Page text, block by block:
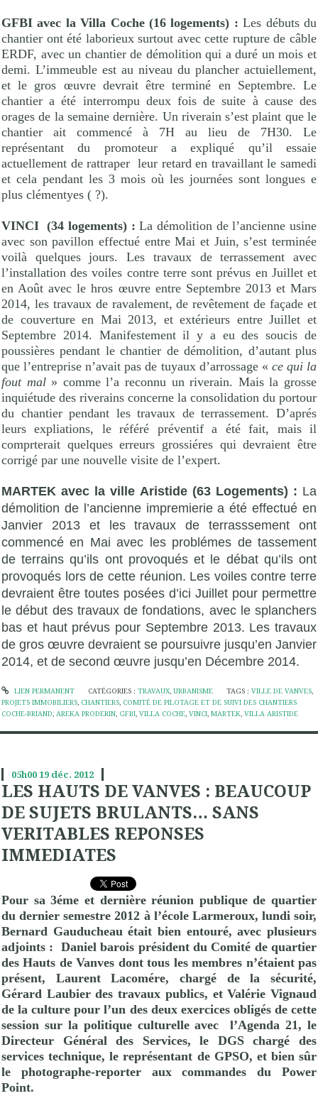
GFBI avec la Villa Coche (16 logements) :Les débuts du
chantier ont été laborieux surtout avec cette rupture de câble
ERDF, avec un chantier de démolition qui a duré un mois et
demi. L’immeuble est au niveau du plancher actuiellement,
et le gros œuvre devrait être terminé en Septembre. Le
chantier a été interrompu deux fois de suite à cause des
orages de la semaine dernière. Un riverain s’est plaint que le
chantier ait commencé à 7H au lieu de 7H30. Le
représentant du promoteur a expliqué qu’il essaie
actuellement de rattraper leur retard en travaillant le samedi
et cela pendant les 3 mois où les journées sont longues e
plus clémentyes ( ?).
VINCI (34 logements) :La démolition de l’ancienne usine
avec son pavillon effectué entre Mai et Juin, s’est terminée
voilà quelques jours. Les travaux de terrassement avec
l’installation des voiles contre terre sont prévus en Juillet et
en Août avec le hros œuvre entre Septembre 2013 et Mars
2014, les travaux de ravalement, de revêtement de façade et
de couverture en Mai 2013, et extérieurs entre Juillet et
Septembre 2014. Manifestement il y a eu des soucis de
poussières pendant le chantier de démolition, d’autant plus
que l’entreprise n’avait pas de tuyaux d’arrossage « ce qui la
fout mal» comme l’a reconnu un riverain. Mais la grosse
inquiétude des riverains concerne la consolidation du portour
du chantier pendant les travaux de terrassement. D’aprés
leurs expliations, le référé préventif a été fait, mais il
comprterait quelques erreurs grossiéres qui devraient être
corrigé par une nouvelle visite de l’expert.
MARTEK avec la ville Aristide (63 Logements) : La
démolition de l’ancienne impremierie a été effectué en
Janvier 2013 et les travaux de terrasssement ont
commencé en Mai avec les problémes de tassement
de terrains qu’ils ont provoqués et le débat qu’ils ont
provoqués lors de cette réunion. Les voiles contre terre
devraient être toutes posées d’ici Juillet pour permettre
le début des travaux de fondations, avec le splanchers
bas et haut prévus pour Septembre 2013. Les travaux
de gros œuvre devraient se poursuivre jusqu’en Janvier
2014, et de second œuvre jusqu’en Décembre 2014.
LIEN PERMANENT CATÉGORIES : TRAVAUX, URBANISME TAGS :VILLE DE VANVES,
PROJETS IMMOBILIERS, CHANTIERS, COMITÉ DE PILOTAGE ET DE SUIVI DES CHANTIERS
COCHE-BRIAND, AREKA PRODERIN, GFBI, VILLA COCHE, VINCI, MARTEK, VILLA ARISTIDE
05h0019 déc. 2012
LES HAUTS DE VANVES : BEAUCOUP
DE SUJETS BRULANTS… SANS
VERITABLES REPONSES
IMMEDIATES
Pour sa 3éme et dernière réunion publique de quartier
du dernier semestre 2012 à l’école Larmeroux, lundi soir,
Bernard Gauducheauétait bien entouré, avec plusieurs
adjoints :
Daniel barois président du Comité de quartier
des Hauts de Vanves dont tous les membres n’étaient pas
présent, Laurent Lacomére, chargé de la sécurité,
Gérard Laubier des travaux publics, et Valérie Vignaud
de la culture pour l’un des deux exercices obligés de cette
session sur la politique culturelle avec
l’Agenda 21, le
Directeur Général des Services, le DGS chargé des
services technique, le représentant de GPSO, et bien sûr
le photographe-reporter aux commandes du Power
Point.